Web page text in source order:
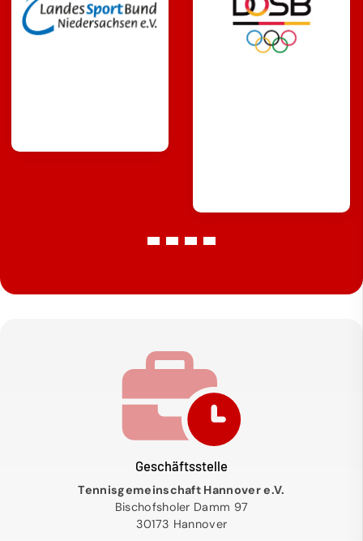
Geschäftsstelle
Tennisgemeinschaft Hannover e.V.
Bischofsholer Damm 97
30173 Hannover